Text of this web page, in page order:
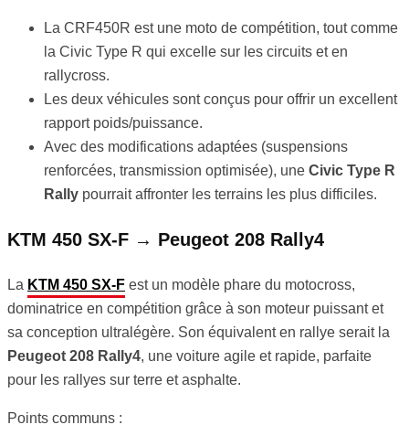
La CRF450R est une moto de compétition, tout comme
la Civic Type R qui excelle sur les circuits et en
rallycross.
Les deux véhicules sont conçus pour offrir un excellent
rapport poids/puissance.
Avec des modifications adaptées (suspensions
renforcées, transmission optimisée), une Civic Type R
Rally pourrait affronter les terrains les plus difficiles.
KTM 450 SX-F → Peugeot 208 Rally4
La KTM 450 SX-F est un modèle phare du motocross,
dominatrice en compétition grâce à son moteur puissant et
sa conception ultralégère. Son équivalent en rallye serait la
Peugeot 208 Rally4, une voiture agile et rapide, parfaite
pour les rallyes sur terre et asphalte.
Points communs :